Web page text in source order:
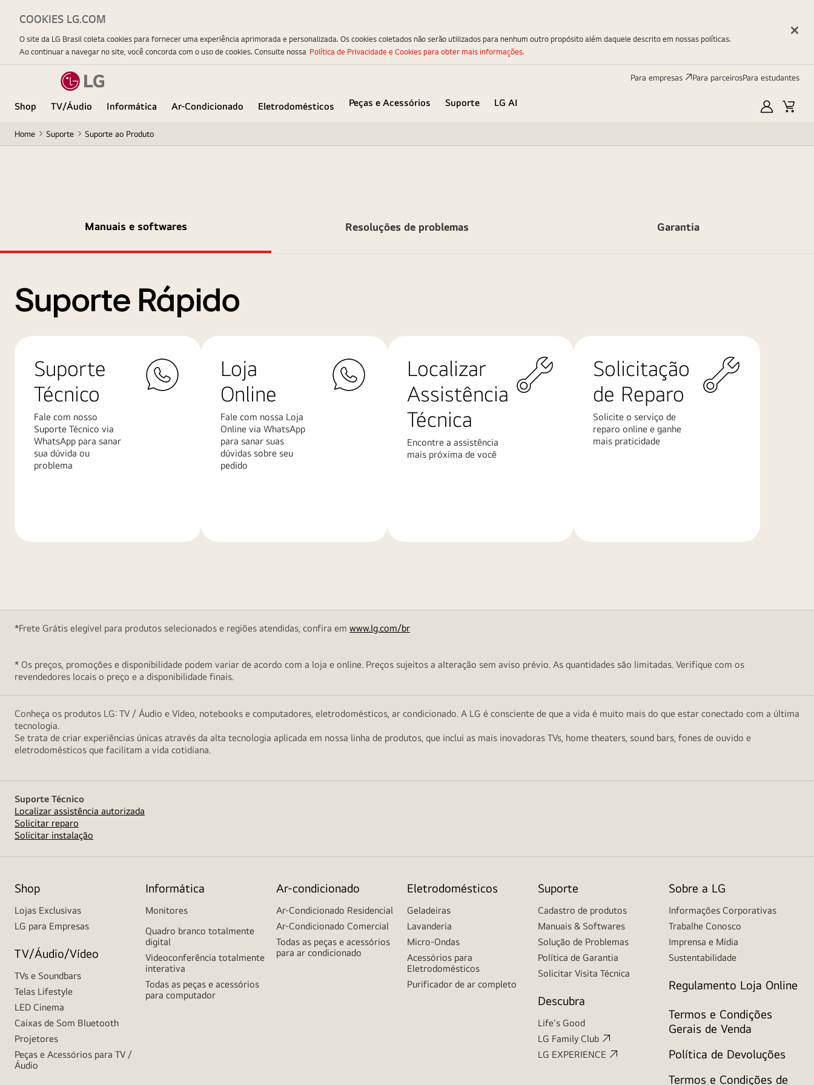
Para empresas Para parceirosPara estudantes
Shop TV/Áudio Informática Ar-Condicionado Eletrodomésticos Peças e Acessórios Suporte
LG AI
Minha
Home Suporte Suporte ao Produto
Manuais e softwares Resoluções de problemas Garantia
Suporte Rápido
Suporte
Técnico
Fale com nosso
Suporte Técnico via
WhatsApp para sanar
sua dúvida ou
problema
Loja
Online
Fale com nossa Loja
Online via WhatsApp
para sanar suas
dúvidas sobre seu
pedido
Localizar
Assistência
Técnica
Encontre a assistência
mais próxima de você
Solicitação
de Reparo
Solicite o serviço de
reparo online e ganhe
mais praticidade
*Frete Grátis elegível para produtos selecionados e regiões atendidas, confira em www.lg.com/br
* Os preços, promoções e disponibilidade podem variar de acordo com a loja e online. Preços sujeitos a alteração sem aviso prévio. As quantidades são limitadas. Verifique com os
revendedores locais o preço e a disponibilidade finais.
Conheça os produtos LG: TV / Áudio e Vídeo, notebooks e computadores, eletrodomésticos, ar condicionado. A LG é consciente de que a vida é muito mais do que estar conectado com a última
tecnologia.
Se trata de criar experiências únicas através da alta tecnologia aplicada em nossa linha de produtos, que inclui as mais inovadoras TVs, home theaters, sound bars, fones de ouvido e
eletrodomésticos que facilitam a vida cotidiana.
Suporte Técnico
Localizar assistência autorizada
Solicitar reparo
Solicitar instalação
Shop
Lojas Exclusivas
LG para Empresas
TV/Áudio/Vídeo
TVs e Soundbars
Telas Lifestyle
LED Cinema
Caixas de Som Bluetooth
Projetores
Peças e Acessórios para TV /
Áudio
Informática
Monitores
Quadro branco totalmente
digital
Videoconferência totalmente
interativa
Todas as peças e acessórios
para computador
Ar-condicionado
Ar-Condicionado Residencial
Ar-Condicionado Comercial
Todas as peças e acessórios
para ar condicionado
Eletrodomésticos
Geladeiras
Lavanderia
Micro-Ondas
Acessórios para
Eletrodomésticos
Purificador de ar completo
Suporte
Cadastro de produtos
Manuais & Softwares
Solução de Problemas
Política de Garantia
Solicitar Visita Técnica
Descubra
Life's Good
LG Family Club
LG EXPERIENCE
Sobre a LG
Informações Corporativas
Trabalhe Conosco
Imprensa e Mídia
Sustentabilidade
Regulamento Loja Online
Termos e Condições
Gerais de Venda
Política de Devoluções
Termos e Condições de
COOKIES LG.COM
O site da LG Brasil coleta cookies para fornecer uma experiência aprimorada e personalizada. Os cookies coletados não serão utilizados para nenhum outro propósito além daquele descrito em nossas políticas.
Ao continuar a navegar no site, você concorda com o uso de cookies. Consulte nossa Política de Privacidade e Cookies para obter mais informações.